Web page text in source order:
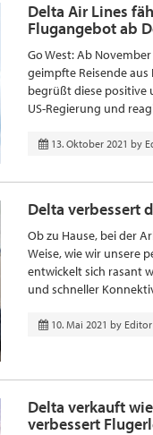
Delta Air Lines
Flugangebot ab
Go West: Ab
geimpfte Reisende aus
begrüßt diese positive
US-Regierung und
13. Oktober 2021 by
Delta verbessert
Ob zu Hause, bei der
Weise, wie wir unsere
entwickelt sich rasant
und schneller
10. Mai 2021 by Editor
Delta verkauft
verbessert